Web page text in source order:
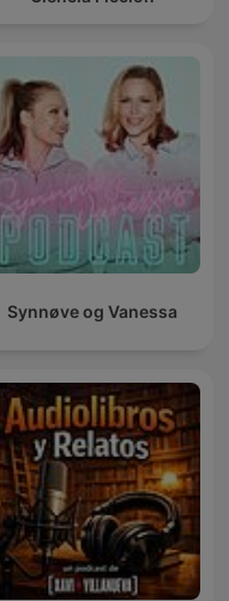
Synnøve og Vanessa